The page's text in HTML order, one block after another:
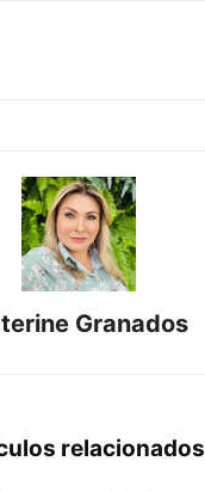
Granados
relacionados